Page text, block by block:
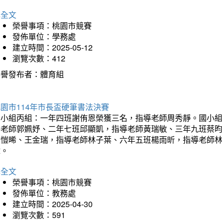
文
榮譽事項：桃園市競賽
發佈單位：學務處
建立時間：2025-05-12
瀏覽次數：412
發布者：體育組
市114年市長盃硬筆書法決賽
組丙組：一年四班謝侑恩榮獲三名，指導老師周秀靜。國小
師郭姵妤、二年七班邱顯凱，指導老師黃瑞敏、三年九班蔡
晞、王金瑞，指導老師林子葉、六年五班楊雨昕，指導老師
文
榮譽事項：桃園市競賽
發佈單位：教務處
建立時間：2025-04-30
瀏覽次數：591